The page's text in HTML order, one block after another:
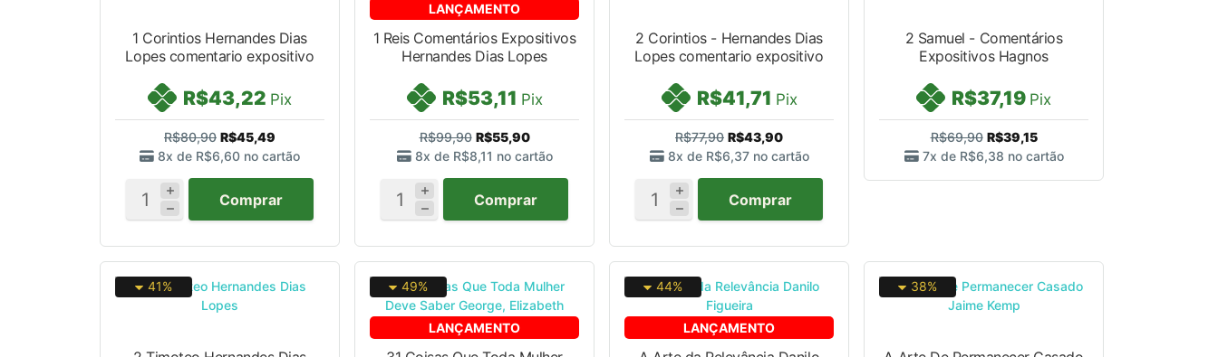
1 Corintios Hernandes Dias
Lopes comentario expositivo
R$43,22 Pix
R$80,90 R$45,49
8x de R$6,60 no cartão
Comprar
LANÇAMENTO
1 Reis Comentários Expositivos
Hernandes Dias Lopes
R$53,11 Pix
R$99,90 R$55,90
8x de R$8,11 no cartão
Comprar
2 Corintios - Hernandes Dias
Lopes comentario expositivo
R$41,71 Pix
R$77,90 R$43,90
8x de R$6,37 no cartão
Comprar
2 Samuel - Comentários
Expositivos Hagnos
R$37,19 Pix
R$69,90 R$39,15
7x de R$6,38 no cartão
41%
LANÇAMENTO
49%
LANÇAMENTO
44% 38%